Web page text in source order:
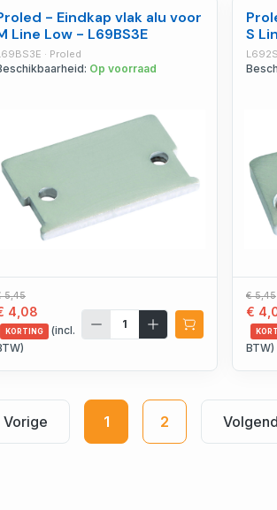
- Eindkap vlak alu voor
Line Low - L69BS3E
· Proled
Op voorraad
5,45
4,08
KORTING
(incl.
S
€ 5,45
€
BTW)
Vorige 1 2